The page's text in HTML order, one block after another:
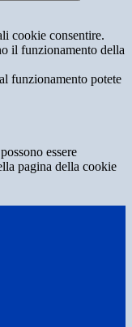
cookie consentire.
il funzionamento della
funzionamento potete
essere
pagina della cookie